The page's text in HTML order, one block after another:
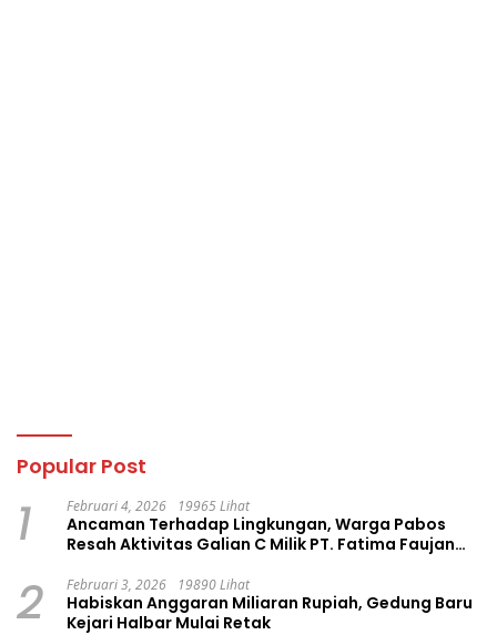
Popular Post
1 Februari 4, 2026 19965 Lihat
Ancaman Terhadap Lingkungan, Warga Pabos
Resah Aktivitas Galian C Milik PT. Fatima Faujan
2 Februari 3, 2026 19890 Lihat
Habiskan Anggaran Miliaran Rupiah, Gedung Baru
Kejari Halbar Mulai Retak